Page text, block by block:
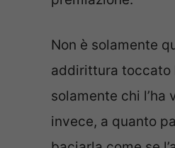
Non è solamente
addirittura toccato
solamente chi
invece, a quanto